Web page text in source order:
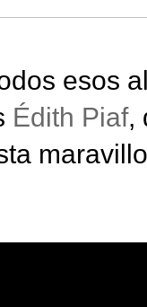
esos
Édith Piaf,